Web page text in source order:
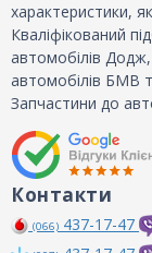
характеристики,
Кваліфікований
автомобілів
автомобілів БМВ
Запчастини до
Контакти
(066) 437-17-47